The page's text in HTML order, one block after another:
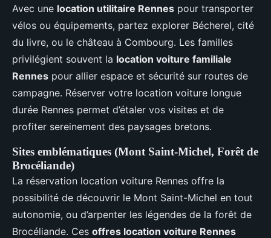
Avec une location utilitaire Rennes pour transporter
vélos ou équipements, partez explorer Bécherel, cité
du livre, ou le château à Combourg. Les familles
privilégient souvent la location voiture familiale
Rennes pour allier espace et sécurité sur routes de
campagne. Réserver votre location voiture longue
durée Rennes permet d’étaler vos visites et de
profiter sereinement des paysages bretons.
Sites emblématiques (Mont Saint-Michel, Forêt de
Brocéliande)
La réservation location voiture Rennes offre la
possibilité de découvrir le Mont Saint-Michel en tout
autonomie, ou d’arpenter les légendes de la forêt de
Brocéliande. Ces offres location voiture Rennes